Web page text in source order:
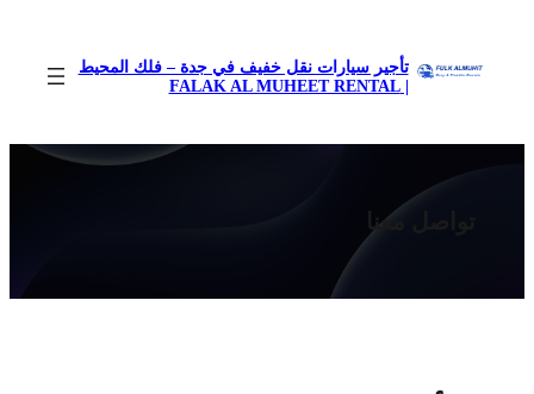
المحتوى
تأجير سيارات نقل خفيف في جدة – فلك المحيط
| FALAK AL MUHEET RENTAL
تواصل معنا